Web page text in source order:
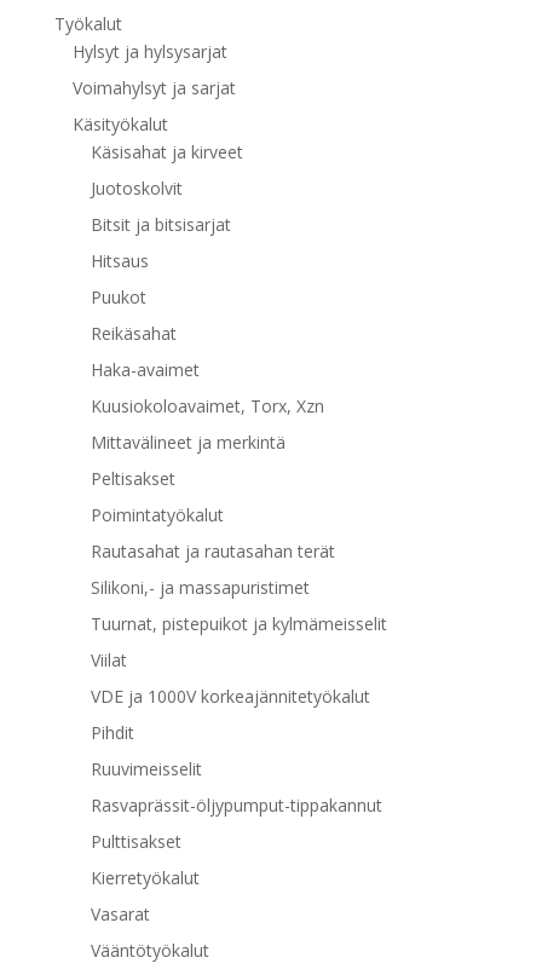
Työkalut
Hylsyt ja hylsysarjat
Voimahylsyt ja sarjat
Käsityökalut
Käsisahat ja kirveet
Juotoskolvit
Bitsit ja bitsisarjat
Hitsaus
Puukot
Reikäsahat
Haka-avaimet
Kuusiokoloavaimet, Torx, Xzn
Mittavälineet ja merkintä
Peltisakset
Poimintatyökalut
Rautasahat ja rautasahan terät
Silikoni,- ja massapuristimet
Tuurnat, pistepuikot ja kylmämeisselit
Viilat
VDE ja 1000V korkeajännitetyökalut
Pihdit
Ruuvimeisselit
Rasvaprässit-öljypumput-tippakannut
Pulttisakset
Kierretyökalut
Vasarat
Vääntötyökalut